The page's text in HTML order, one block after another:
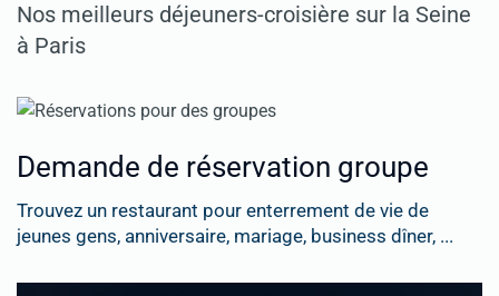
Nos meilleurs déjeuners-croisière sur la Seine
à Paris
Demande de réservation groupe
Trouvez un restaurant pour enterrement de vie de
jeunes gens, anniversaire, mariage, business dîner, ...